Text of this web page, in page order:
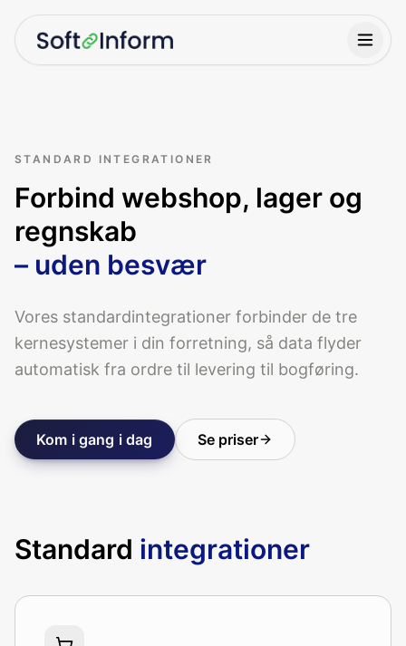
STANDARD INTEGRATIONER
Forbind webshop, lager og
regnskab
– uden besvær
Vores standardintegrationer forbinder de tre
kernesystemer i din forretning, så data flyder
automatisk fra ordre til levering til bogføring.
Kom i gang i dag Se priser
Standard integrationer